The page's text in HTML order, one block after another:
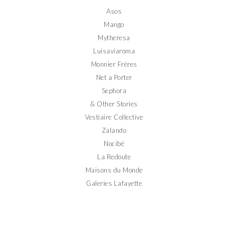
Asos
Mango
Mytheresa
Luisaviaroma
Monnier Frères
Net a Porter
Sephora
& Other Stories
Vestiaire Collective
Zalando
Nocibé
La Redoute
Maisons du Monde
Galeries Lafayette